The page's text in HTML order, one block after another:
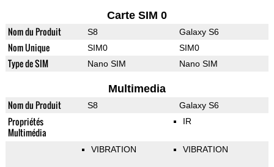
Carte SIM 0
Nom du Produit S8 Galaxy S6
Nom Unique SIM0 SIM0
Type de SIM Nano SIM Nano SIM
Multimedia
Nom du Produit S8 Galaxy S6
Propriétés
Multimédia
IR
VIBRATION VIBRATION